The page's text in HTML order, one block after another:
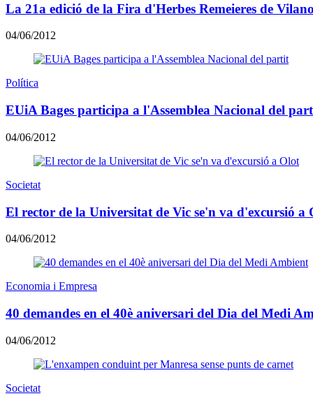
La 21a edició de la Fira d'Herbes Remeieres de
04/06/2012
Política
EUiA Bages participa a l'Assemblea Nacional del
04/06/2012
Societat
El rector de la Universitat de Vic se'n va d'excursió a
04/06/2012
Economia i Empresa
40 demandes en el 40è aniversari del Dia del Medi
04/06/2012
Societat